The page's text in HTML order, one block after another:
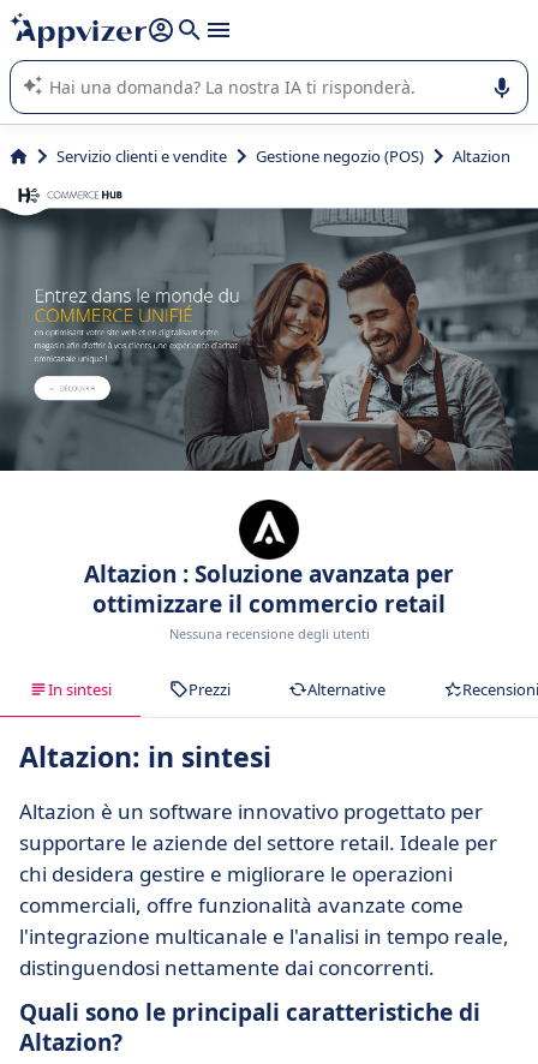
righe con
shift + enter
L'IA di Appvizer vi guida nell'utilizzo o nella scelta di un
software SaaS per la vostra azienda.
Servizio clienti e vendite Gestione negozio (POS) Altazion
Altazion : Soluzione avanzata per
ottimizzare il commercio retail
Nessuna recensione degli utenti
In sintesi Prezzi Alternative Recensioni
Altazion: in sintesi
Altazion è un software innovativo progettato per
supportare le aziende del settore retail. Ideale per
chi desidera gestire e migliorare le operazioni
commerciali, offre funzionalità avanzate come
l'integrazione multicanale e l'analisi in tempo reale,
distinguendosi nettamente dai concorrenti.
Quali sono le principali caratteristiche di
Altazion?